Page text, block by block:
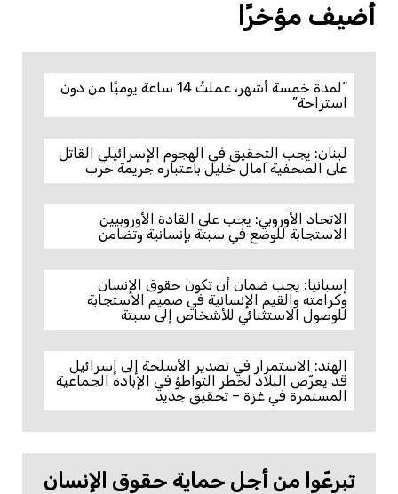
أضيف مؤخرًا
“لمدة خمسة أشهر، عملتُ 14 ساعة يوميًا من دون
استراحة”
لبنان: يجب التحقيق في الهجوم الإسرائيلي القاتل
على الصحفية آمال خليل باعتباره جريمة حرب
الاتحاد الأوروبي: يجب على القادة الأوروبيين
الاستجابة للوضع في سبتة بإنسانية وتضامن
إسبانيا: يجب ضمان أن تكون حقوق الإنسان
وكرامته والقيم الإنسانية في صميم الاستجابة
للوصول الاستثنائي للأشخاص إلى سبتة
الهند: الاستمرار في تصدير الأسلحة إلى إسرائيل
قد يعرّض البلاد لخطر التواطؤ في الإبادة الجماعية
المستمرة في غزة – تحقيق جديد
تبرعّوا من أجل حماية حقوق الإنسان